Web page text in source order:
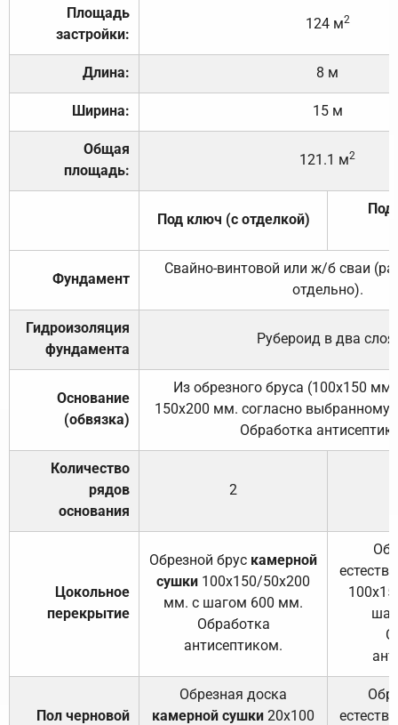
Площадь
застройки:
124 м2
Длина: 8 м
Ширина: 15 м
Общая
площадь:
121.1 м2
Под ключ (с отделкой)
Под
Фундамент
Свайно-винтовой или ж/б сваи
отдельно).
Гидроизоляция
фундамента
Рубероид в два слоя.
Основание
(обвязка)
Из обрезного бруса (100х150
150х200 мм. согласно выбранному
Обработка
Количество
рядов
основания
2
Цокольное
перекрытие
Обрезной брус камерной
сушки 100х150/50х200
мм. с шагом 600 мм.
Обработка
антисептиком.
Пол черновой
Обрезная доска
камерной сушки 20х100